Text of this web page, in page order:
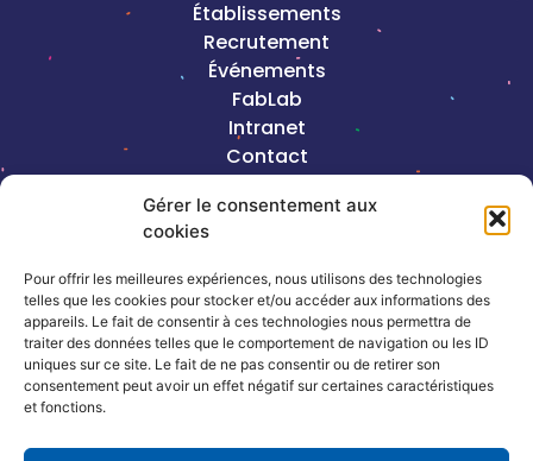
Gérer le consentement aux
cookies
Pour offrir les meilleures expériences, nous utilisons des technologies
telles que les cookies pour stocker et/ou accéder aux informations des
appareils. Le fait de consentir à ces technologies nous permettra de
traiter des données telles que le comportement de navigation ou les ID
uniques sur ce site. Le fait de ne pas consentir ou de retirer son
consentement peut avoir un effet négatif sur certaines caractéristiques
et fonctions.
Établissements
Recrutement
Événements
FabLab
Intranet
Contact
site internet, Keole & Gazoline
Coordonnées
13, rue de la République – 54320